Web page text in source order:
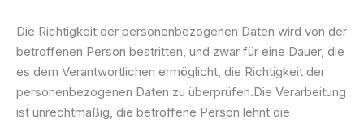
Die Richtigkeit der personenbezogenen Daten wird von der
betroffenen Person bestritten, und zwar für eine Dauer, die
es dem Verantwortlichen ermöglicht, die Richtigkeit der
personenbezogenen Daten zu überprüfen.Die Verarbeitung
ist unrechtmäßig, die betroffene Person lehnt die